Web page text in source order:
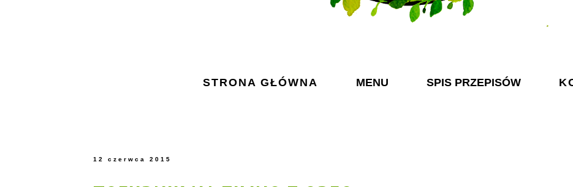
STRONA GŁÓWNA MENU SPIS PRZEPISÓW
12 czerwca 2015